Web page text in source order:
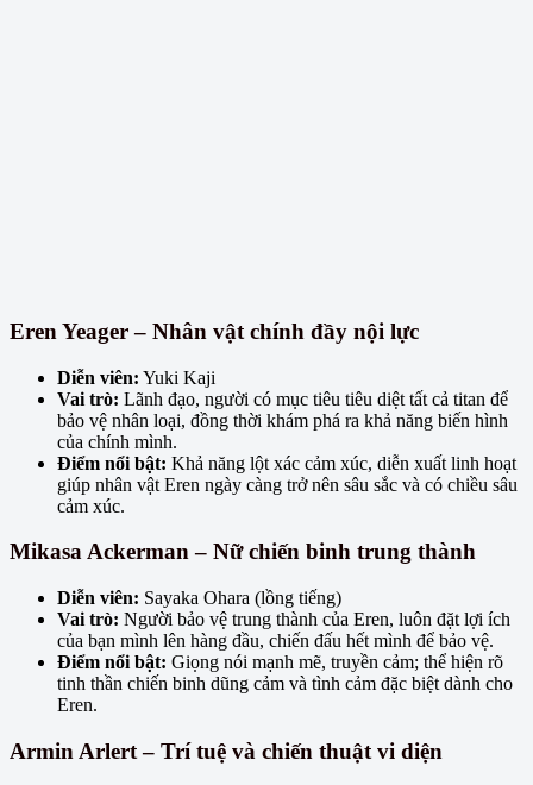
Eren Yeager – Nhân vật chính đầy nội lực
Diễn viên: Yuki Kaji
Vai trò: Lãnh đạo, người có mục tiêu tiêu diệt tất cả titan để
bảo vệ nhân loại, đồng thời khám phá ra khả năng biến hình
của chính mình.
Điểm nổi bật: Khả năng lột xác cảm xúc, diễn xuất linh hoạt
giúp nhân vật Eren ngày càng trở nên sâu sắc và có chiều sâu
cảm xúc.
Mikasa Ackerman – Nữ chiến binh trung thành
Diễn viên: Sayaka Ohara (lồng tiếng)
Vai trò: Người bảo vệ trung thành của Eren, luôn đặt lợi ích
của bạn mình lên hàng đầu, chiến đấu hết mình để bảo vệ.
Điểm nổi bật: Giọng nói mạnh mẽ, truyền cảm; thể hiện rõ
tinh thần chiến binh dũng cảm và tình cảm đặc biệt dành cho
Eren.
Armin Arlert – Trí tuệ và chiến thuật vi diện